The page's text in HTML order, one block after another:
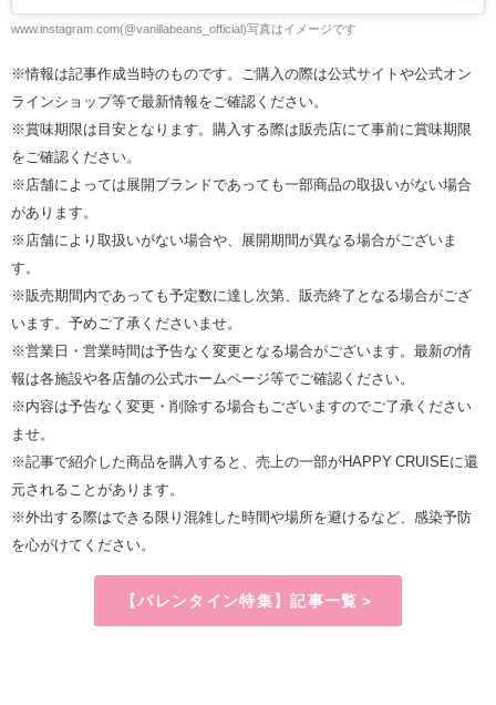
www.instagram.com(@vanillabeans_official)写真はイメージです
※情報は記事作成当時のものです。ご購入の際は公式サイトや公式オン
ラインショップ等で最新情報をご確認ください。
※賞味期限は目安となります。購入する際は販売店にて事前に賞味期限
をご確認ください。
※ 店舗によっては展開ブランドであっても一部商品の取扱いがない場合
があります。
※店舗により取扱いがない場合や、展開期間が異なる場合がございま
す。
※販売期間内であっても予定数に達し次第、販売終了となる場合がござ
います。予めご了承くださいませ。
※営業日・営業時間は予告なく変更となる場合がございます。最新の情
報は各施設や各店舗の公式ホームページ等でご確認ください。
※内容は予告なく変更・削除する場合もございますのでご了承ください
ませ。
※記事で紹介した商品を購入すると、売上の一部がHAPPY CRUISEに還
元されることがあります。
※外出する際はできる限り混雑した時間や場所を避けるなど、感染予防
を心がけてください。
【バレンタイン特集】記事一覧＞